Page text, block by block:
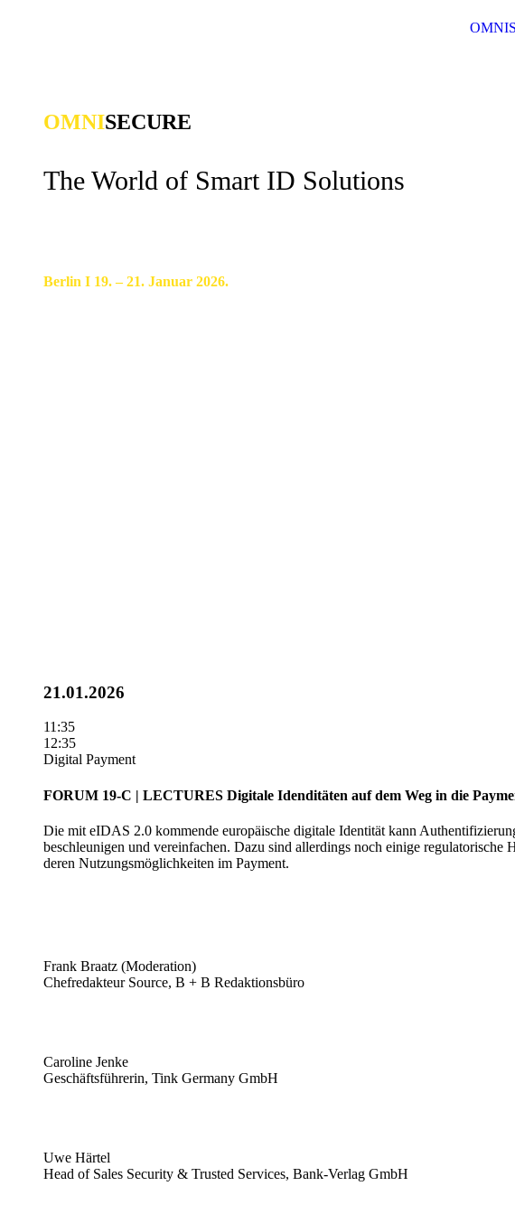
OMNISECURE
The World of Smart ID Solutions
Berlin I 19. – 21. Januar 2026.
21.01.2026
11:35
12:35
Digital Payment
FORUM 19-C | LECTURES Digitale Idenditäten auf dem Weg in die
Die mit eIDAS 2.0 kommende europäische digitale Identität kann
beschleunigen und vereinfachen. Dazu sind allerdings noch einige
deren Nutzungsmöglichkeiten im Payment.
Frank Braatz (Moderation)
Chefredakteur Source, B + B Redaktionsbüro
Caroline Jenke
Geschäftsführerin, Tink Germany GmbH
Uwe Härtel
Head of Sales Security & Trusted Services, Bank-Verlag GmbH